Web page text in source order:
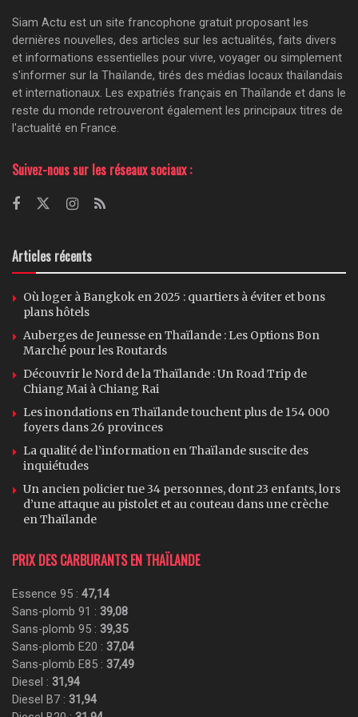
Siam Actu est un site francophone gratuit proposant les
dernières nouvelles, des articles sur les actualités, faits divers
et informations essentielles pour vivre, voyager ou simplement
s'informer sur la Thaïlande, tirés des médias locaux thaïlandais
et internationaux. Les expatriés français en Thaïlande et dans le
reste du monde retrouveront également les principaux titres de
l'actualité en France.
Suivez-nous sur les réseaux sociaux :
Articles récents
Où loger à Bangkok en 2025 : quartiers à éviter et bons
plans hôtels
Auberges de Jeunesse en Thaïlande : Les Options Bon
Marché pour les Routards
Découvrir le Nord de la Thaïlande : Un Road Trip de
Chiang Mai à Chiang Rai
Les inondations en Thaïlande touchent plus de 154 000
foyers dans 26 provinces
La qualité de l’information en Thaïlande suscite des
inquiétudes
Un ancien policier tue 34 personnes, dont 23 enfants, lors
d’une attaque au pistolet et au couteau dans une crèche
en Thaïlande
PRIX DES CARBURANTS EN THAÏLANDE
Essence 95 : 47,14
Sans-plomb 91 : 39,08
Sans-plomb 95 : 39,35
Sans-plomb E20 : 37,04
Sans-plomb E85 : 37,49
Diesel : 31,94
Diesel B7 : 31,94